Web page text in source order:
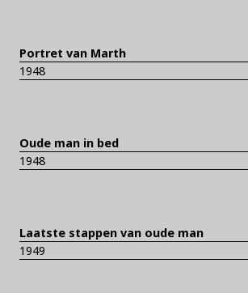
Portret van Marth
1948
Oude man in bed
1948
Laatste stappen van oude man
1949